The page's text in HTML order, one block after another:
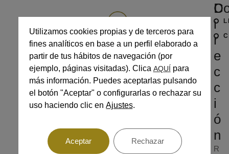
TODOS LOS TRATAMIENTOS
D
i
r
e
c
c
i
ó
n
R
Utilizamos cookies propias y de terceros para
fines analíticos en base a un perfil elaborado a
partir de tus hábitos de navegación (por
ejemplo, páginas visitadas). Clica AQUÍ para
más información. Puedes aceptarlas pulsando
el botón "Aceptar" o configurarlas o rechazar su
uso haciendo clic en Ajustes.
Aceptar Rechazar